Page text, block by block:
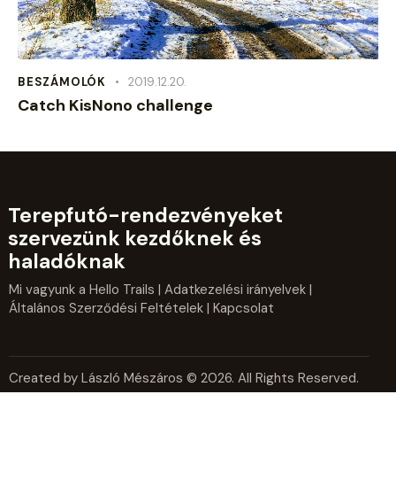
BESZÁMOLÓK 2019.12.20.
Catch KisNono challenge
Terepfutó-rendezvényeket
szervezünk kezdőknek és
haladóknak
Mi vagyunk a Hello Trails | Adatkezelési irányelvek |
Általános Szerződési Feltételek | Kapcsolat
Created by László Mészáros © 2026. All Rights Reserved.